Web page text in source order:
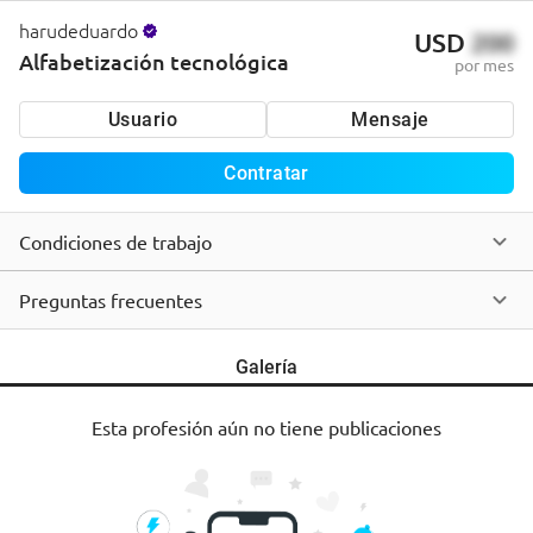
harudeduardo
Alfabetización tecnológica
USD 200
por mes
Usuario Mensaje
Contratar
Condiciones de trabajo
Preguntas frecuentes
Galería
Esta profesión aún no tiene publicaciones